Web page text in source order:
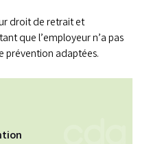
droit de retrait et
que l’employeur n’a pas
prévention adaptées.